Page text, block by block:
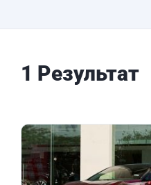
1 Результат